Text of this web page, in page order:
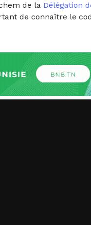
de la Délégation
de connaître le